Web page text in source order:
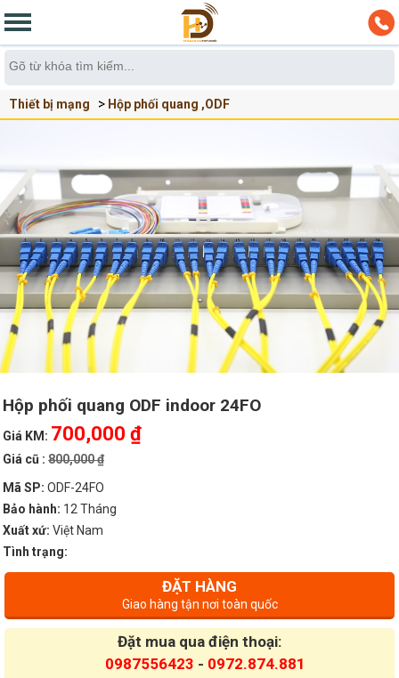
Thiết bị mạng Hộp phối quang ,ODF
Hộp phối quang ODF indoor 24FO
Giá KM: 700,000 ₫
Giá cũ : 800,000 ₫
Mã SP: ODF-24FO
Bảo hành: 12 Tháng
Xuất xứ: Việt Nam
Tình trạng:
ĐẶT HÀNG
Giao hàng tận nơi toàn quốc
Đặt mua qua điện thoại:
0987556423 - 0972.874.881